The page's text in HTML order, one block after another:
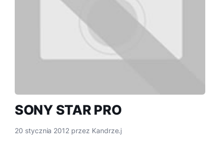
SONY STAR PRO
20 stycznia 2012 przez Kandrze.j